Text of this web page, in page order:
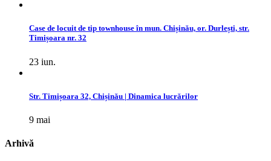
Case de locuit de tip townhouse în mun. Chișinău, or. Durlești, str.
Timișoara nr. 32
23 iun.
Str. Timișoara 32, Chișinău | Dinamica lucrărilor
9 mai
Arhivă